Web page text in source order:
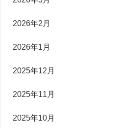
2026年2月
2026年1月
2025年12月
2025年11月
2025年10月